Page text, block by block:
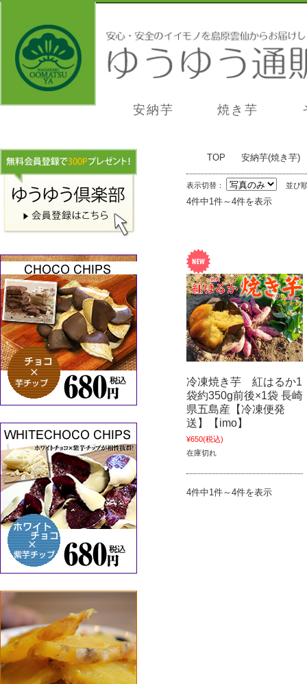
芋専門店
安納芋 焼き芋
TOP 安納芋(焼き芋)
表示切替： 並び
4件中1件～4件を表示
冷凍焼き芋 紅はるか1
袋約350g前後×1袋 長崎
県五島産【冷凍便発
送】【imo】
¥650(税込)
在庫切れ
4件中1件～4件を表示